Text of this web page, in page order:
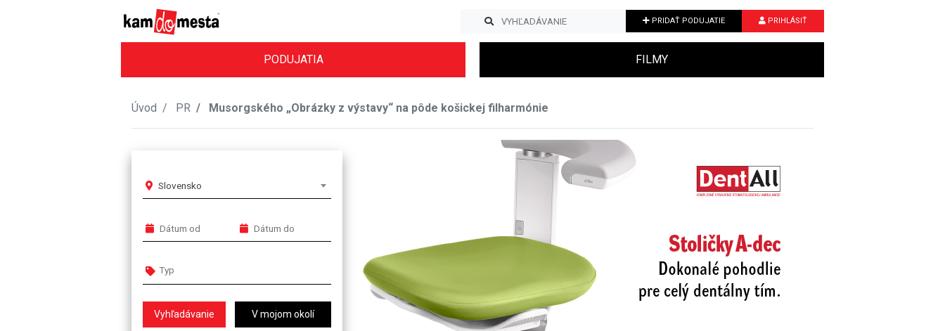
PRIDAŤ PODUJATIE PRIHLÁSIŤ
PODUJATIA FILMY
Úvod PR Musorgského „Obrázky z výstavy“ na pôde košickej filharmónie
Slovensko
V mojom okolí
Previous Next